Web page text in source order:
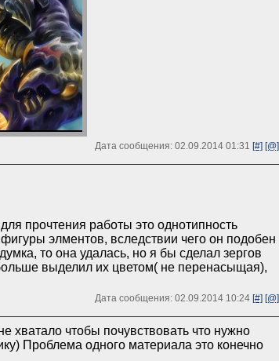
Дата сообщения: 02.09.2014 01:31 [#] [@]
прочтения работы это однотипность
элментов, вследствии чего он подобен
то она удалась, но я бы сделал зергов
выделил их цветом( не перенасыщая),
Дата сообщения: 02.09.2014 10:24 [#] [@]
хватало чтобы почувствовать что нужно
Проблема одного материала это конечно